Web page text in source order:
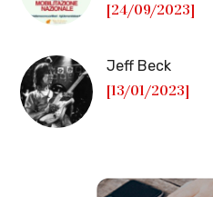
[24/09/2023]
Jeff Beck
[13/01/2023]